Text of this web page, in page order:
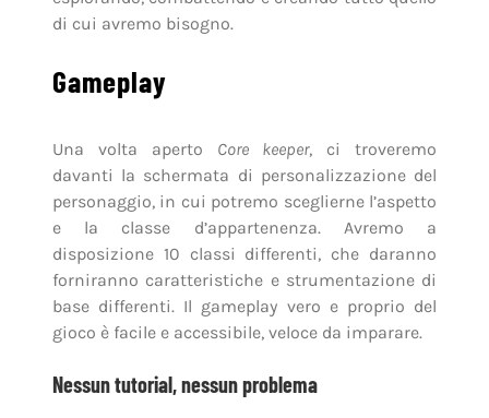
di cui avremo bisogno.
Gameplay
Una volta aperto Core keeper, ci troveremo
davanti la schermata di personalizzazione del
personaggio, in cui potremo sceglierne l’aspetto
e la classe d’appartenenza. Avremo a
disposizione 10 classi differenti, che daranno
forniranno caratteristiche e strumentazione di
base differenti. Il gameplay vero e proprio del
gioco è facile e accessibile, veloce da imparare.
Nessun tutorial, nessun problema